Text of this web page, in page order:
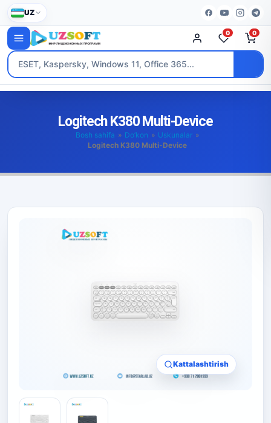
UZ
0 0
Logitech K380 Multi-Device
Bosh sahifa » Do’kon » Uskunalar »
Logitech K380 Multi-Device
Kattalashtirish